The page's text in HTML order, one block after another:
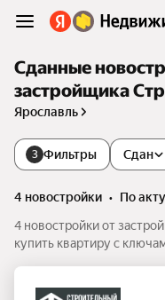
Сданные
застройщика
Ярославль
3 Фильтры Сдан
4 новостройки •
по
4 новостройки от
купить квартиру с